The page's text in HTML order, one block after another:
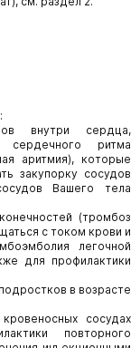
внутри сердца,
ритма
аритмия), которые
закупорку сосудов
Вашего тела
(тромбоз
с током крови и
легочной
для профилактики
в возрасте
сосудах
повторного